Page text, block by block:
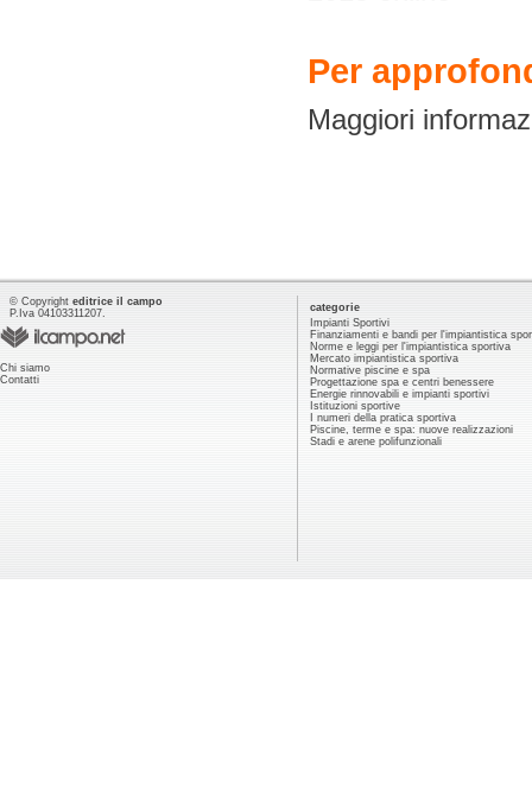
Per
Maggiori
© Copyright editrice il campo
P.Iva 04103311207.
Chi siamo
Contatti
categorie
Impianti Sportivi
Finanziamenti e bandi per l'impiantistica
Norme e leggi per l'impiantistica sportiva
Mercato impiantistica sportiva
Normative piscine e spa
Progettazione spa e centri benessere
Energie rinnovabili e impianti sportivi
Istituzioni sportive
I numeri della pratica sportiva
Piscine, terme e spa: nuove realizzazioni
Stadi e arene polifunzionali